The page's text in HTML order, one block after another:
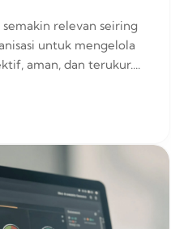
relevan seiring
untuk mengelola
aman, dan terukur....